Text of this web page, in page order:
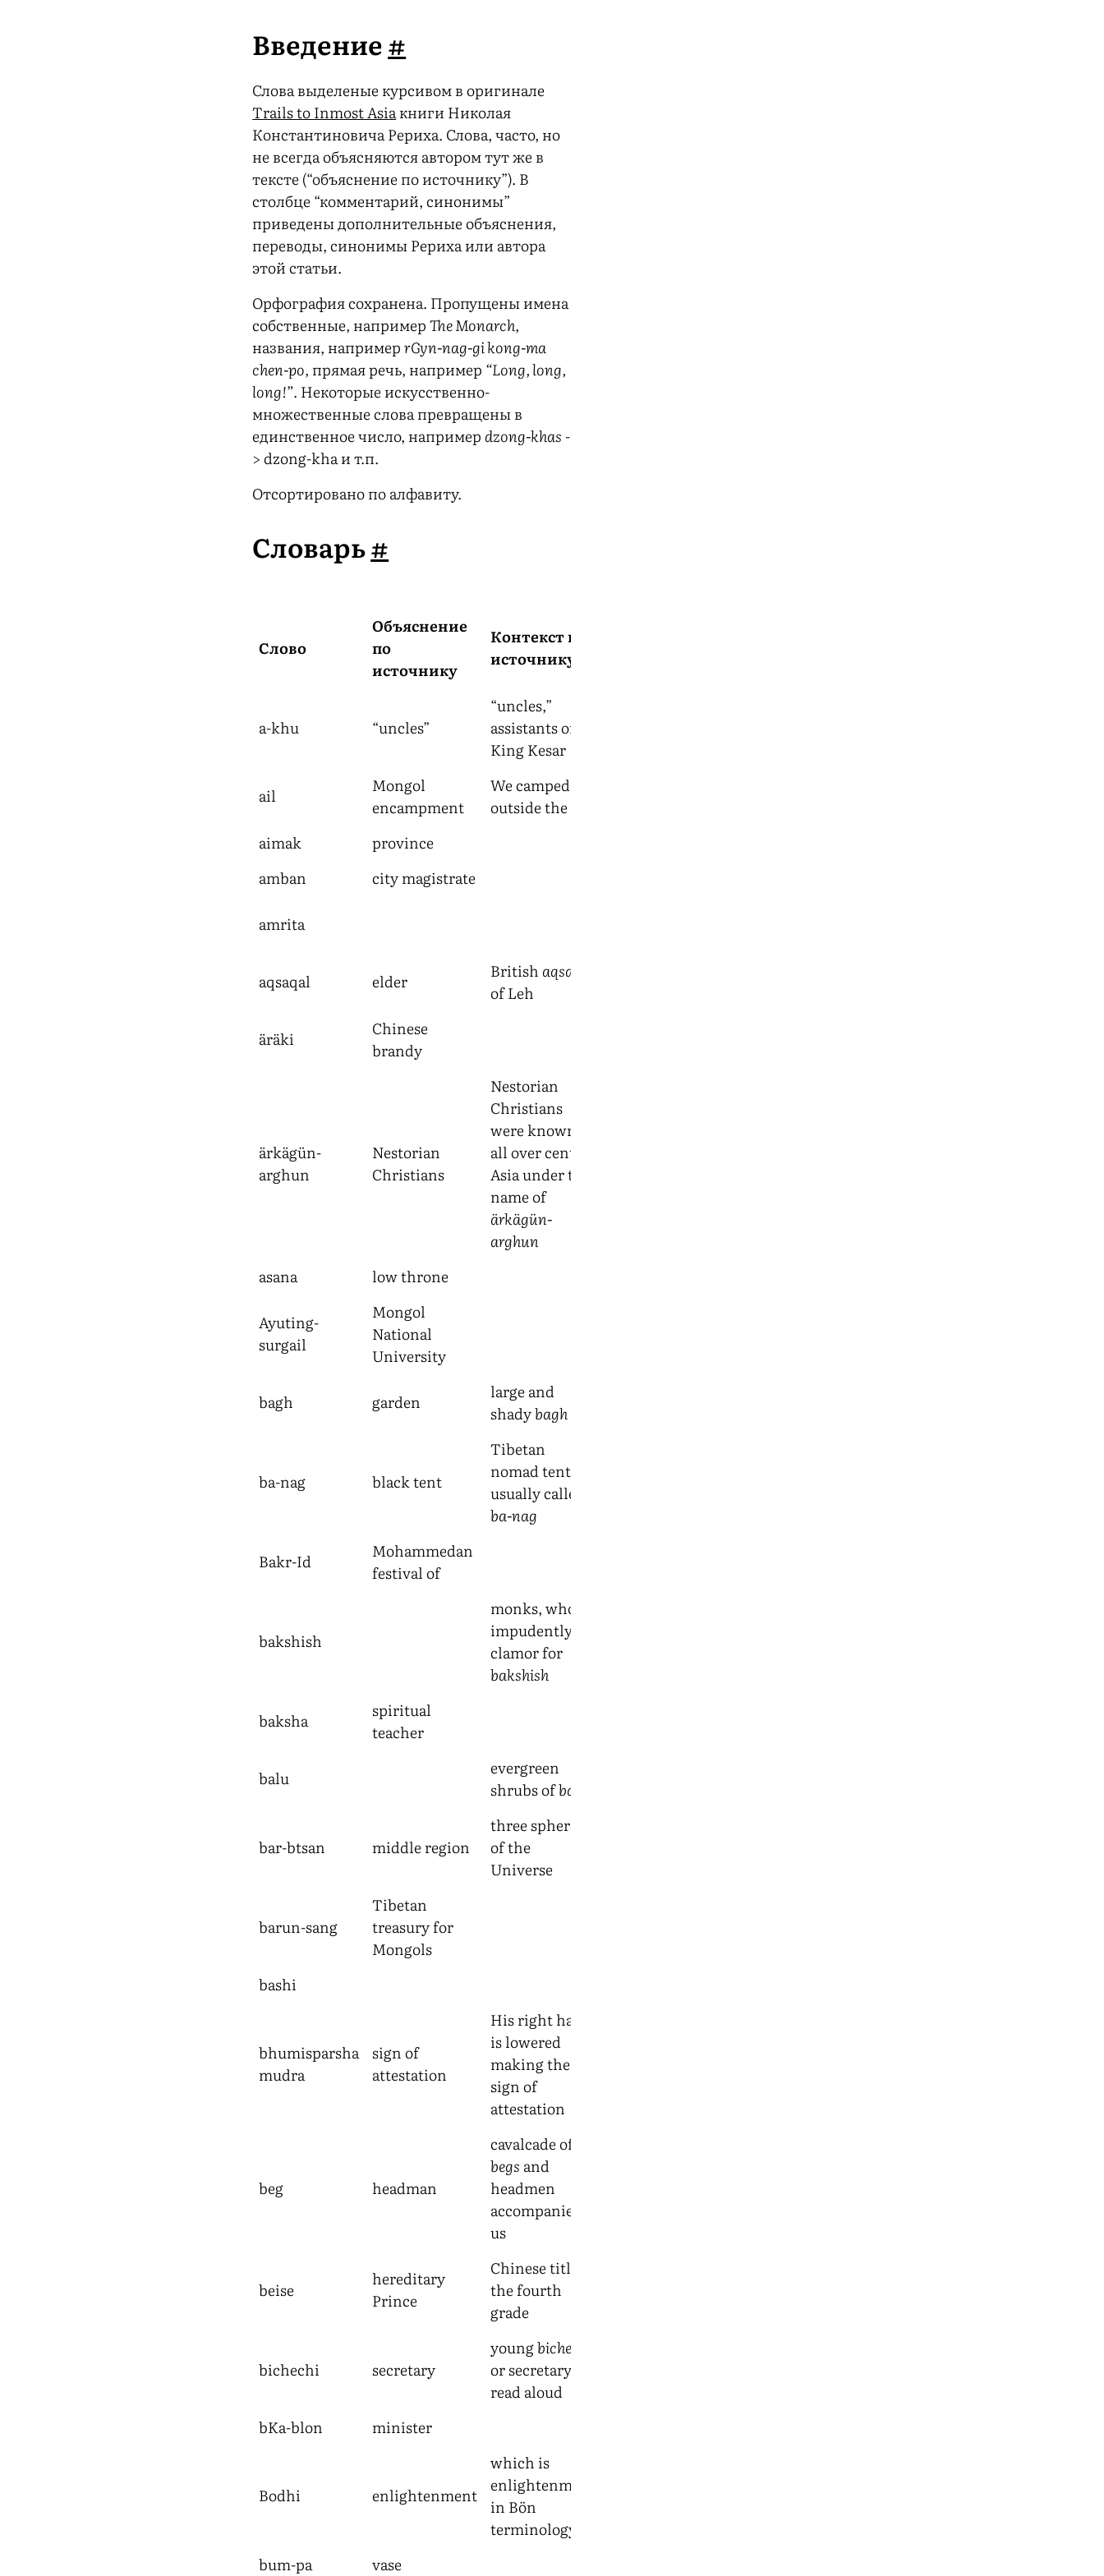
Введение#
Слова выделеные курсивом в оригинале
Trails to Inmost Asiaкниги Николая
Константиновича Рериха. Слова, часто, но
не всегда объясняются автором тут же в
тексте (“объяснение по источнику”). В
столбце “комментарий, синонимы”
приведены дополнительные объяснения,
переводы, синонимы Рериха или автора
этой статьи.
Орфография сохранена. Пропущены имена
собственные, напримерThe Monarch,
названия, напримерrGyn-nag-gi kong-ma
chen-po, прямая речь, например “Long, long,
long!”. Некоторые искусственно-
множественные слова превращены в
единственное число, например dzong-khas -
> dzong-kha и т.п.
Отсортировано по алфавиту.
Словарь#
Слово
Объяснение
по
источнику
Контекст по
источнику
a-khu “uncles”
“uncles,”
assistants of
King Kesar
ail
Mongol
encampment
We camped
outside the
aimak
province
amban
city magistrate
amrita
aqsaqal elder British aqsaqal
of Leh
äräki
Chinese
brandy
ärkägün-
arghun
Nestorian
Christians
Nestorian
Christians
were known
all over central
Asia under the
name of
ärkägün-
arghun
asana low throne
Ayuting-
surgail
Mongol
National
University
bagh garden
large and
shadybagh
ba-nag black tent
Tibetan
nomad tent,
usually called
ba-nag
Bakr-Id
Mohammedan
festival of
bakshish
monks, who
impudently
clamor for
bakshish
baksha
spiritual
teacher
balu
evergreen
shrubs ofbalu
bar-btsan middle region
three spheres
of the
Universe
barun-sang
Tibetan
treasury for
Mongols
bashi
bhumisparsha
mudra
sign of
attestation
His right hand
is lowered
making the
sign of
attestation
beg headman
cavalcade of
begs and
headmen
accompanied
us
beise
hereditary
Prince
Chinese title of
the fourth
grade
bichechi secretary
youngbichechi
or secretary,
read aloud
bKa-blon
minister
Bodhi enlightenment
which is
enlightenment
in Bön
terminology
bum-pa vase